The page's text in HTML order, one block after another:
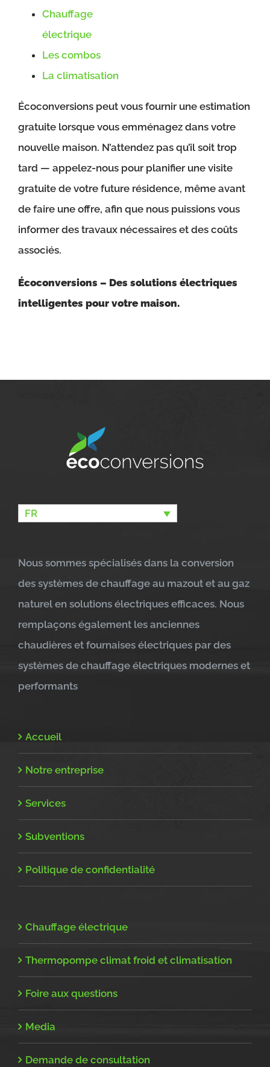
Chauffage
électrique
Les combos
La climatisation
Écoconversions peut vous fournir une estimation
gratuite lorsque vous emménagez dans votre
nouvelle maison. N’attendez pas qu’il soit trop
tard — appelez-nous pour planifier une visite
gratuite de votre future résidence, même avant
de faire une offre, afin que nous puissions vous
informer des travaux nécessaires et des coûts
associés.
Écoconversions – Des solutions électriques
intelligentes pour votre maison.
FR
Nous sommes spécialisés dans la conversion
des systèmes de chauffage au mazout et au gaz
naturel en solutions électriques efficaces. Nous
remplaçons également les anciennes
chaudières et fournaises électriques par des
systèmes de chauffage électriques modernes et
performants
Accueil
Notre entreprise
Services
Subventions
Politique de confidentialité
Chauffage électrique
Thermopompe climat froid et climatisation
Foire aux questions
Media
Demande de consultation